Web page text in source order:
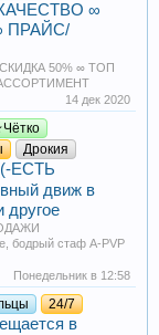
∞
ПРАЙС/
СКИДКА 50% ∞ ТОП
14 дек 2020
Дрокия
ЕСТЬ
движ в
другое
бодрый стаф A-PVP
Понедельник в 12:58
24/7
в